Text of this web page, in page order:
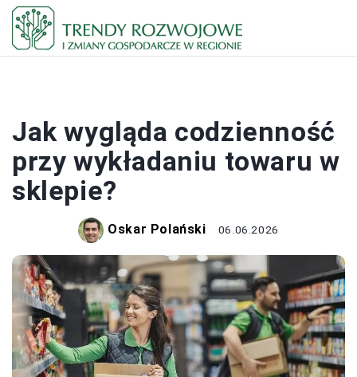
Jak wygląda codzienność
przy wykładaniu towaru w
sklepie?
Oskar Polański 06.06.2026